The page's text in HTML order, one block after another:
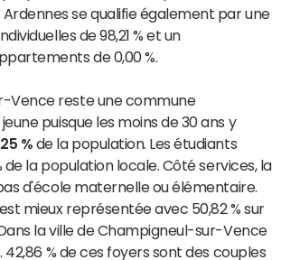
Ardennes se qualifie également par une
de 98,21 % et un
de 0,00 %.
Vence reste une commune
puisque les moins de 30 ans y
% de la population. Les étudiants
de la population locale. Côté services, la
d'école maternelle ou élémentaire.
mieux représentée avec 50,82 % sur
la ville de Champigneul-sur-Vence
42,86 % de ces foyers sont des couples